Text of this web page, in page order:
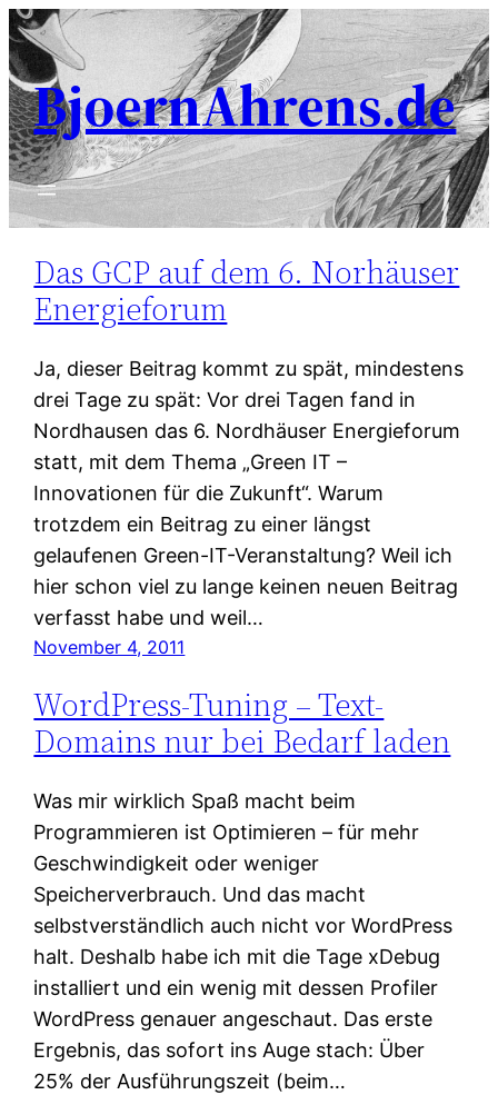
BjoernAhrens.de
Das GCP auf dem 6. Norhäuser
Energieforum
Ja, dieser Beitrag kommt zu spät, mindestens
drei Tage zu spät: Vor drei Tagen fand in
Nordhausen das 6. Nordhäuser Energieforum
statt, mit dem Thema „Green IT –
Innovationen für die Zukunft“. Warum
trotzdem ein Beitrag zu einer längst
gelaufenen Green-IT-Veranstaltung? Weil ich
hier schon viel zu lange keinen neuen Beitrag
verfasst habe und weil…
November 4, 2011
WordPress-Tuning – Text-
Domains nur bei Bedarf laden
Was mir wirklich Spaß macht beim
Programmieren ist Optimieren – für mehr
Geschwindigkeit oder weniger
Speicherverbrauch. Und das macht
selbstverständlich auch nicht vor WordPress
halt. Deshalb habe ich mit die Tage xDebug
installiert und ein wenig mit dessen Profiler
WordPress genauer angeschaut. Das erste
Ergebnis, das sofort ins Auge stach: Über
25% der Ausführungszeit (beim…